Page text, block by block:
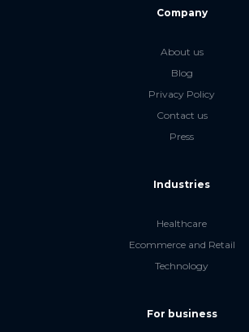
Company
About us
Blog
Privacy Policy
Contact us
Press
Industries
Healthcare
Ecommerce and Retail
Technology
For business